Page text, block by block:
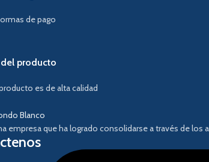
de pago
del producto
es de alta calidad
empresa que ha logrado consolidarse a través de los